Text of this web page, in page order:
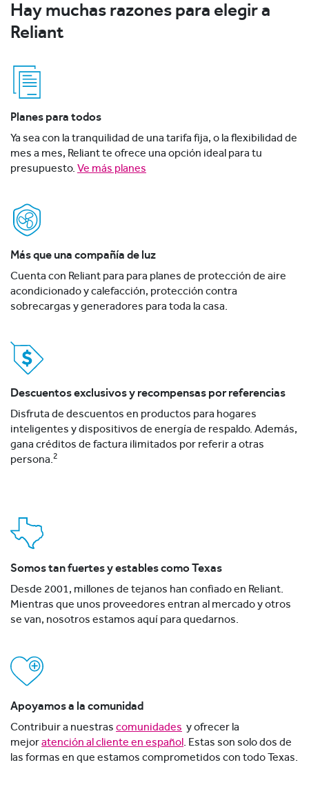
Hay muchas razones para elegir a
Reliant
Planes para todos
Ya sea con la tranquilidad de una tarifa fija, o la flexibilidad de
mes a mes, Reliant te ofrece una opción ideal para tu
presupuesto. Ve más planes
Más que una compañía de luz
Cuenta con Reliant para para planes de protección de aire
acondicionado y calefacción, protección contra
sobrecargas y generadores para toda la casa.
Descuentos exclusivos y recompensas por referencias
Disfruta de descuentos en productos para hogares
inteligentes y dispositivos de energía de respaldo. Además,
gana créditos de factura ilimitados por referir a otras
persona. 2
Somos tan fuertes y estables como Texas
Desde 2001, millones de tejanos han confiado en Reliant.
Mientras que unos proveedores entran al mercado y otros
se van, nosotros estamos aquí para quedarnos.
Apoyamos a la comunidad
Contribuir a nuestras comunidades y ofrecer la
mejoratención al cliente en español
. Estas son solo dos de
las formas en que estamos comprometidos con todo Texas.